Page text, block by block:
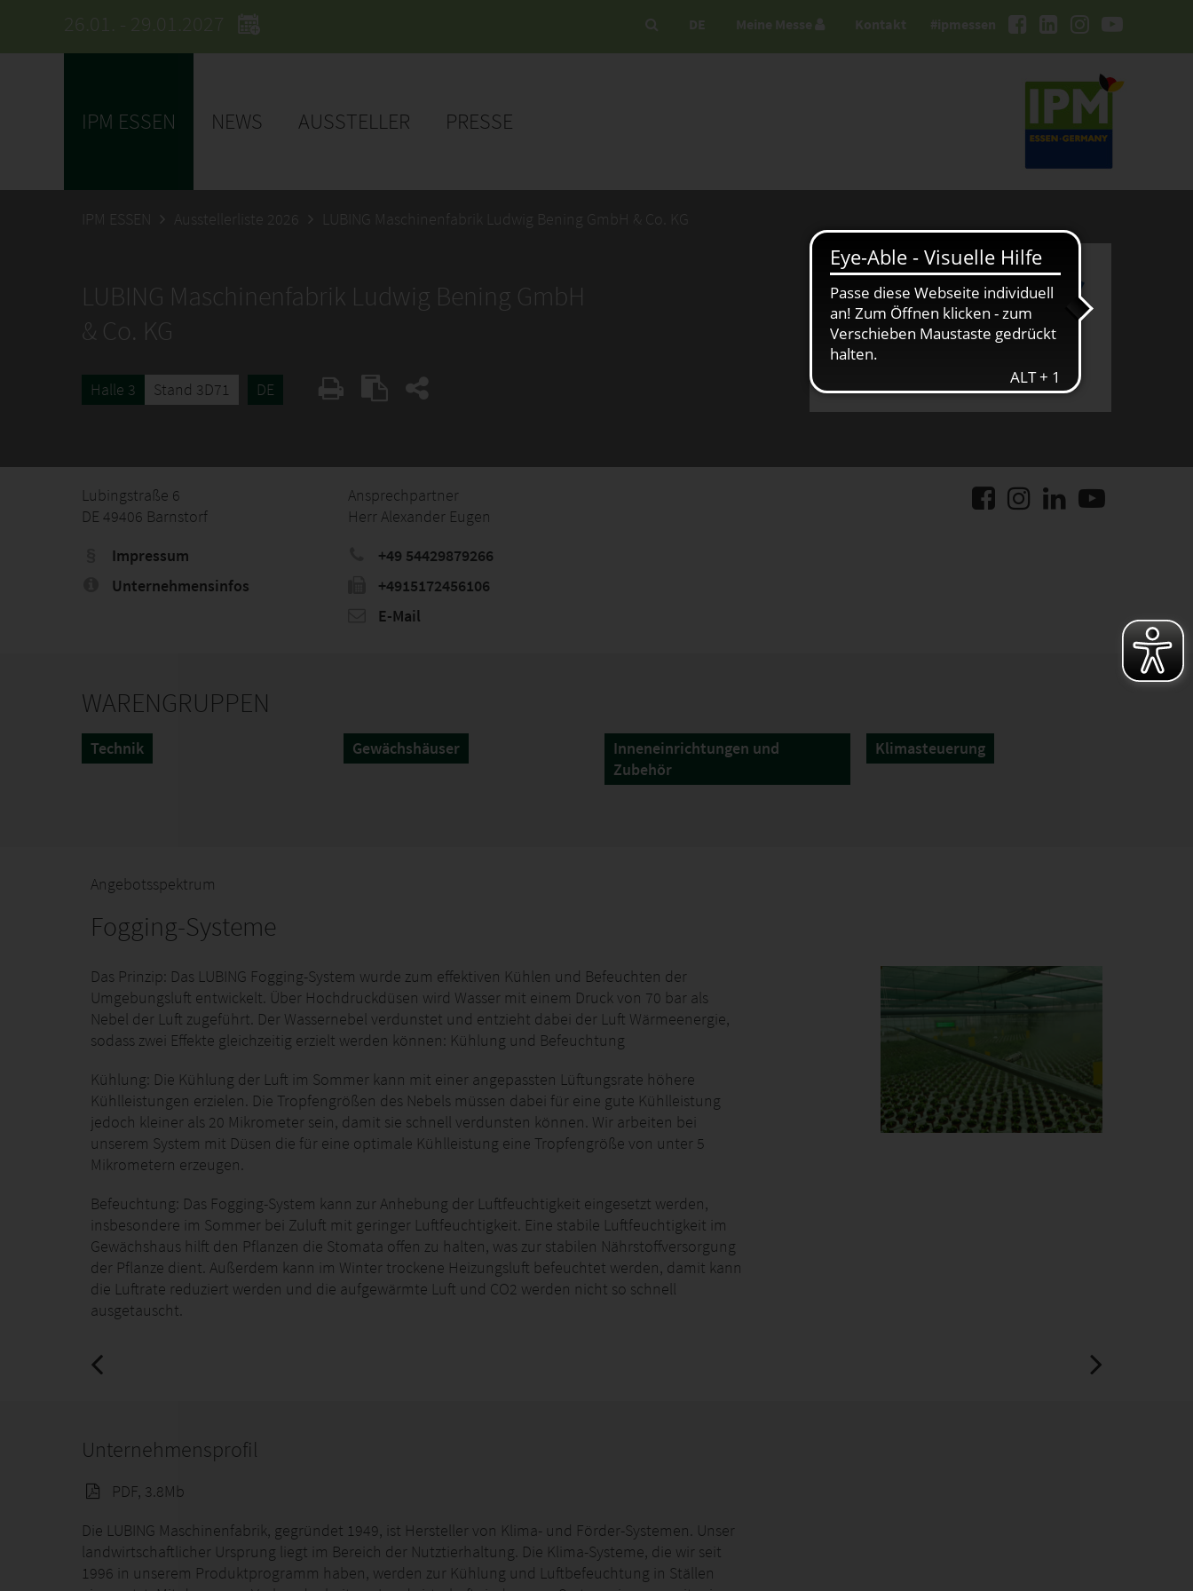
26.01. - 29.01.2027 #ipmessen
DE Meine Messe Kontakt
IPM ESSEN NEWS AUSSTELLER PRESSE
IPM ESSEN Ausstellerliste 2026 LUBING Maschinenfabrik Ludwig Bening GmbH & Co. KG
LUBING Maschinenfabrik Ludwig Bening GmbH
& Co. KG
Halle 3 Stand 3D71 DE
Lubingstraße 6
DE 49406 Barnstorf
Impressum
Unternehmensinfos
Ansprechpartner
Herr Alexander Eugen
+49 54429879266
+4915172456106
E-Mail
WARENGRUPPEN
Technik Gewächshäuser
Inneneinrichtungen und
Zubehör
Klimasteuerung
Angebotsspektrum
Fogging-Systeme
Das Prinzip: Das LUBING Fogging-System wurde zum effektiven Kühlen und Befeuchten der
Umgebungsluft entwickelt. Über Hochdruckdüsen wird Wasser mit einem Druck von 70 bar als
Nebel der Luft zugeführt. Der Wassernebel verdunstet und entzieht dabei der Luft Wärmeenergie,
sodass zwei Effekte gleichzeitig erzielt werden können: Kühlung und Befeuchtung
Kühlung: Die Kühlung der Luft im Sommer kann mit einer angepassten Lüftungsrate höhere
Kühlleistungen erzielen. Die Tropfengrößen des Nebels müssen dabei für eine gute Kühlleistung
jedoch kleiner als 20 Mikrometer sein, damit sie schnell verdunsten können. Wir arbeiten bei
unserem System mit Düsen die für eine optimale Kühlleistung eine Tropfengröße von unter 5
Mikrometern erzeugen.
Befeuchtung: Das Fogging-System kann zur Anhebung der Luftfeuchtigkeit eingesetzt werden,
insbesondere im Sommer bei Zuluft mit geringer Luftfeuchtigkeit. Eine stabile Luftfeuchtigkeit im
Gewächshaus hilft den Pflanzen die Stomata offen zu halten, was zur stabilen Nährstoffversorgung
der Pflanze dient. Außerdem kann im Winter trockene Heizungsluft befeuchtet werden, damit kann
die Luftrate reduziert werden und die aufgewärmte Luft und CO2 werden nicht so schnell
ausgetauscht.
Unternehmensprofil
PDF, 3.8Mb
Die LUBING Maschinenfabrik, gegründet 1949, ist Hersteller von Klima- und Förder-Systemen. Unser
landwirtschaftlicher Ursprung liegt im Bereich der Nutztierhaltung. Die Klima-Systeme, die wir seit
1996 in unserem Produktprogramm haben, werden zur Kühlung und Luftbefeuchtung in Ställen